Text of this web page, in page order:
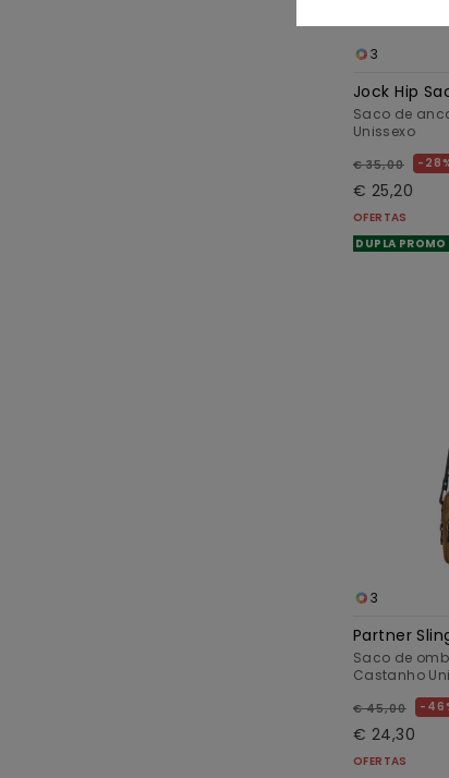
3
Jock Hip
Saco de
Unissexo
€ 35,00
€ 25,20
OFERTAS
DUPLA PROMO
3
Partner
Saco de
Castanho
€ 45,00
€ 24,30
OFERTAS